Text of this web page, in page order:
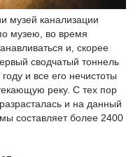
музей канализации
музею, во время
и, скорее
сводчатый тоннель
и все его нечистоты
реку. С тех пор
и на данный
составляет более 2400